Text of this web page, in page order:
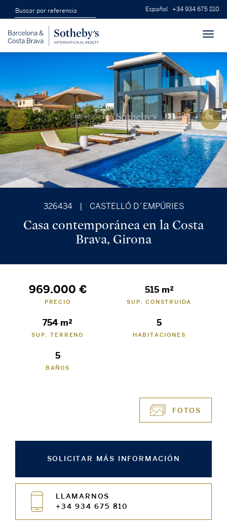
Español +34 934 675 810
326434 CASTELLÓ D´EMPÚRIES
Casa contemporánea en la Costa
Brava, Girona
969.000 €
PRECIO
515 m²
SUP. CONSTRUIDA
754 m²
SUP. TERRENO
5
HABITACIONES
5
BAÑOS
FOTOS
SOLICITAR MÁS INFORMACIÓN
LLAMARNOS
+34 934 675 810